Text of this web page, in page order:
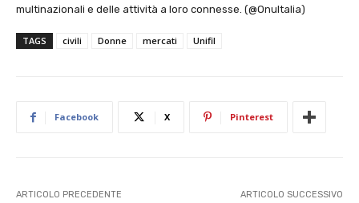
multinazionali e delle attività a loro connesse. (@OnuItalia)
TAGS civili Donne mercati Unifil
Facebook X Pinterest
ARTICOLO PRECEDENTE ARTICOLO SUCCESSIVO